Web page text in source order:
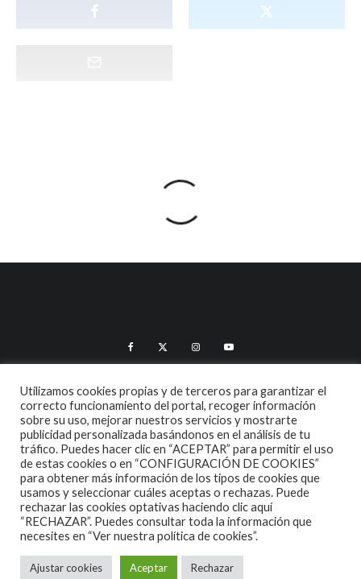
ALGUNAS CANCIONES CINE CONCIERTOS ESPAÑA 2026
CONCIERTOS ESPAÑA 2027 CRÓNICAS DOCUMENTALES
EL RINCÓN DEL GOURMET EN PAPEL ENTREVISTAS
ESPECIALES HOT NEWS INFORMES Y LISTAS
LA TRASTIENDA MIS DISCOS Y YO NOTICIAS OPINIÓN
REVIEWS TEATRO TU DISCO ME SUENA
Utilizamos cookies propias y de terceros para garantizar el
correcto funcionamiento del portal, recoger información
sobre su uso, mejorar nuestros servicios y mostrarte
publicidad personalizada basándonos en el análisis de tu
tráfico. Puedes hacer clic en “ACEPTAR” para permitir el uso
de estas cookies o en “CONFIGURACIÓN DE COOKIES”
para obtener más información de los tipos de cookies que
usamos y seleccionar cuáles aceptas o rechazas. Puede
rechazar las cookies optativas haciendo clic aquí
“RECHAZAR”. Puedes consultar toda la información que
necesites en “Ver nuestra política de cookies”.
Ajustar cookies Aceptar Rechazar